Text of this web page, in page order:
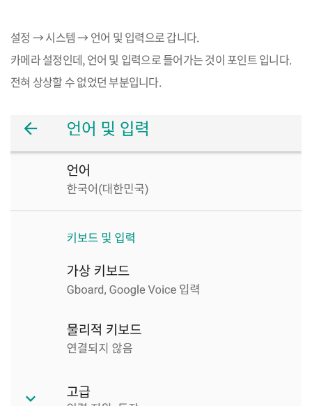
설정 →시스템→ 언어 및 입력으로 갑니다.
카메라 설정인데, 언어 및 입력으로 들어가는 것이 포인트 입니다.
전혀 상상할 수 없었던 부분입니다.